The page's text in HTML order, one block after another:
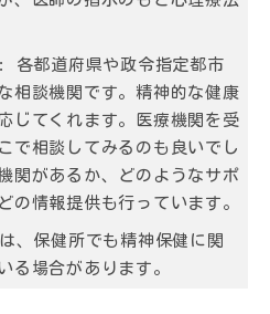
: 各都道府県や政令指定都市
相談機関です。精神的な健康
じてくれます。医療機関を受
で相談してみるのも良いでし
関があるか、どのようなサポ
の情報提供も行っています。
、保健所でも精神保健に関
る場合があります。